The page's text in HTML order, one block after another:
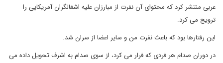
عربی منتشر کرد که محتوای آن نفرت از مبارزان علیه اشغالگران آمریکایی را
ترویج می کرد.
این رفتارها بود که باعث نفرت من و سایر اعضا از سران شد.
در دوران صدام هر فردی که فرار می کرد، از سوی صدام به اشرف تحویل داده می